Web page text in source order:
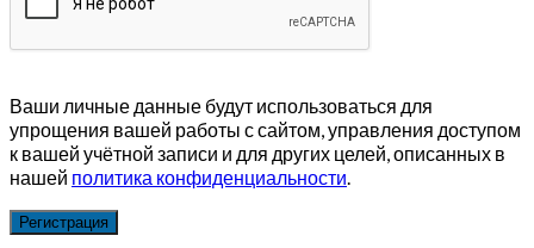
Ваши личные данные будут использоваться для
упрощения вашей работы с сайтом, управления доступом
к вашей учётной записи и для других целей, описанных в
нашей политика конфиденциальности.
Регистрация